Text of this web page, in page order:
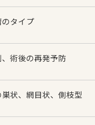
タイプ
術後の再発予防
巣状、網目状、側枝型